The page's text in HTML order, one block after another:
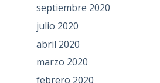
septiembre 2020
julio 2020
abril 2020
marzo 2020
febrero 2020